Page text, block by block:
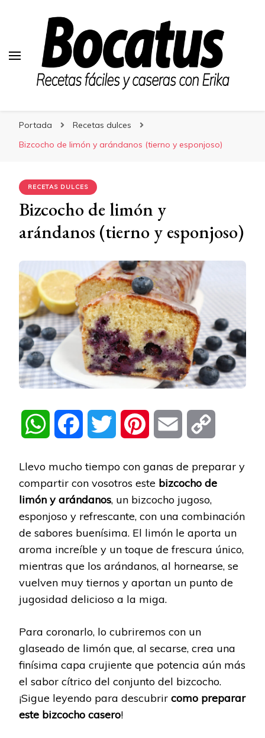
Portada
Recetas dulces
Bizcocho de limón y arándanos (tierno y esponjoso)
RECETAS DULCES
Bizcocho de limón y
arándanos (tierno y esponjoso)
WhatsAppFacebook Twitter Pinterest Email
Llevo mucho tiempo con ganas de preparar y
compartir con vosotros este bizcocho de
limón y arándanos, un bizcocho jugoso,
esponjoso y refrescante, con una combinación
de sabores buenísima. El limón le aporta un
aroma increíble y un toque de frescura único,
mientras que los arándanos, al hornearse, se
vuelven muy tiernos y aportan un punto de
jugosidad delicioso a la miga.
Para coronarlo, lo cubriremos con un
glaseado de limón que, al secarse, crea una
finísima capa crujiente que potencia aún más
el sabor cítrico del conjunto del bizcocho.
¡Sigue leyendo para descubrir como preparar
este bizcocho casero!